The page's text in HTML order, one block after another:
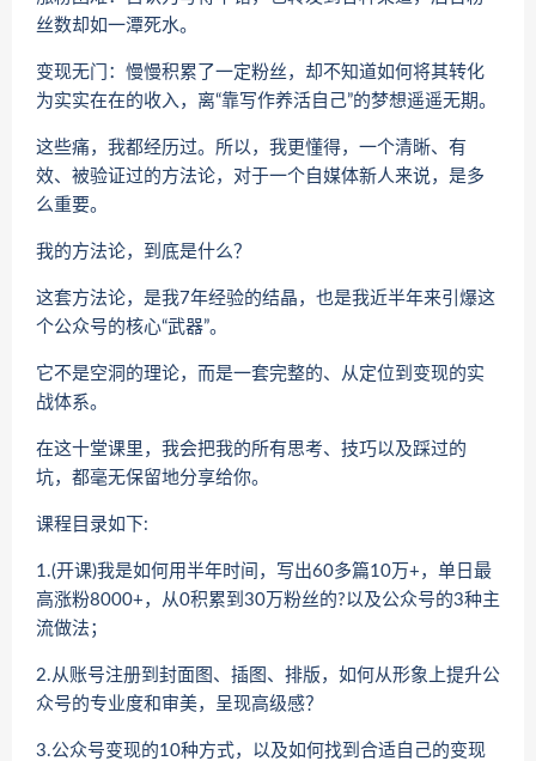
丝数却如一潭死水。
变现无门：慢慢积累了一定粉丝，却不知道如何将其转化
为实实在在的收入，离“靠写作养活自己”的梦想遥遥无期。
这些痛，我都经历过。所以，我更懂得，一个清晰、有
效、被验证过的方法论，对于一个自媒体新人来说，是多
么重要。
我的方法论，到底是什么？
这套方法论，是我7年经验的结晶，也是我近半年来引爆这
个公众号的核心“武器”。
它不是空洞的理论，而是一套完整的、从定位到变现的实
战体系。
在这十堂课里，我会把我的所有思考、技巧以及踩过的
坑，都毫无保留地分享给你。
课程目录如下:
1.(开课)我是如何用半年时间，写出60多篇10万+，单日最
高涨粉8000+，从0积累到30万粉丝的?以及公众号的3种主
流做法；
2.从账号注册到封面图、插图、排版，如何从形象上提升公
众号的专业度和审美，呈现高级感？
3.公众号变现的10种方式，以及如何找到合适自己的变现